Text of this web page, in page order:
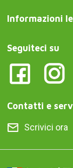
Informazioni
Seguiteci su
Contatti e
Scrivici ora